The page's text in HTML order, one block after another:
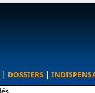
| DOSSIERS |